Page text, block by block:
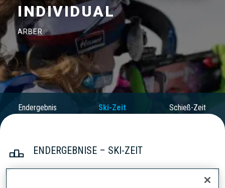
INDIVIDUAL
ARBER
Endergebnis Ski-Zeit Schieß-Zeit
ENDERGEBNISE – SKI-ZEIT